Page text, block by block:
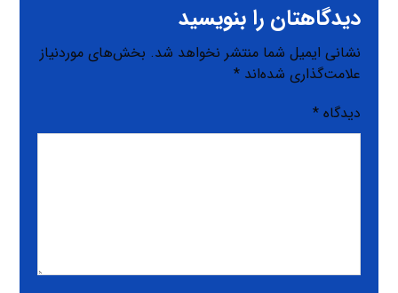
دیدگاهتان را بنویسید
نشانی ایمیل شما منتشر نخواهد شد. بخش‌های موردنیاز
علامت‌گذاری شده‌اند*
دیدگاه*